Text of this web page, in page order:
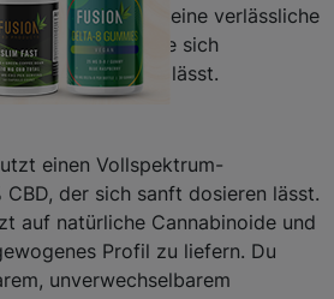
Qualität bietet dir eine verlässliche
Routine, die sich
Tag integrieren lässt.
einen Vollspektrum-
der sich sanft dosieren lässt.
auf natürliche Cannabinoide und
Profil zu liefern. Du
unverwechselbarem